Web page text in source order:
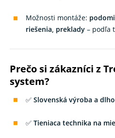
Možnosti montáže:
riešenia, preklady – podľa
Prečo si zákazníci z
system?
✅Slovenská výroba a
✅Tieniaca technika na